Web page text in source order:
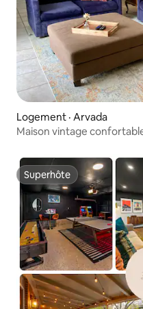
Logement · Arvada
Maison vintage
Superhôte
Superhôte